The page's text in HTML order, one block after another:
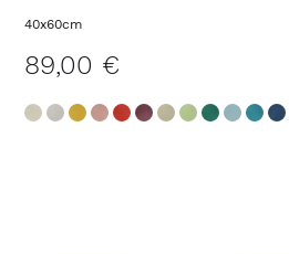
40x60cm
89,00 €